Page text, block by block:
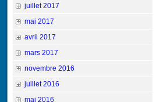
juillet 2017
mai 2017
avril 2017
mars 2017
novembre 2016
juillet 2016
mai 2016